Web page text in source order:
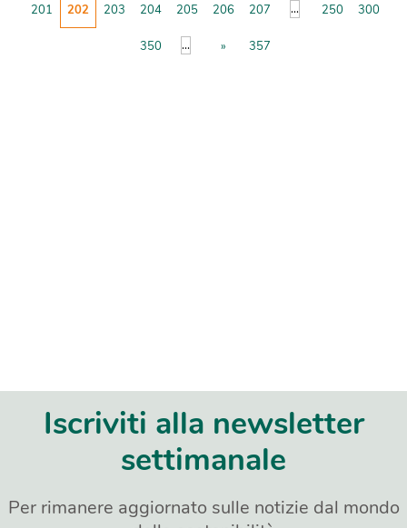
201 202 203 204 205 206 207 ... 250 300
350 ... » 357
Iscriviti alla newsletter
settimanale
Per rimanere aggiornato sulle notizie dal mondo